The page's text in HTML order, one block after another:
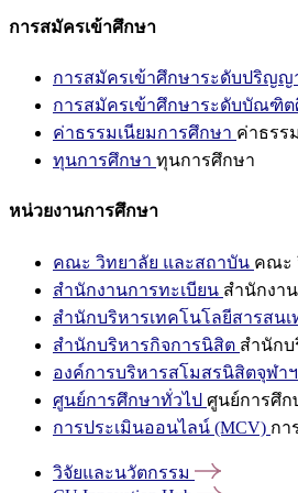
การสมัครเข้าศึกษา
การสมัครเข้าศึกษาระดับปริญ
การสมัครเข้าศึกษาระดับบัณฑิต
ค่าธรรมเนียมการศึกษา ค่าธรร
ทุนการศึกษา ทุนการศึกษา
หน่วยงานการศึกษา
คณะ วิทยาลัย และสถาบัน คณะ
สำนักงานการทะเบียน สำนักงา
สำนักบริหารเทคโนโลยีสารสนเ
สำนักบริหารกิจการนิสิต สำนัก
องค์การบริหารสโมสรนิสิตจุฬา
ศูนย์การศึกษาทั่วไป ศูนย์การศึก
การประเมินออนไลน์ (MCV) กา
วิจัยและนวัตกรรม